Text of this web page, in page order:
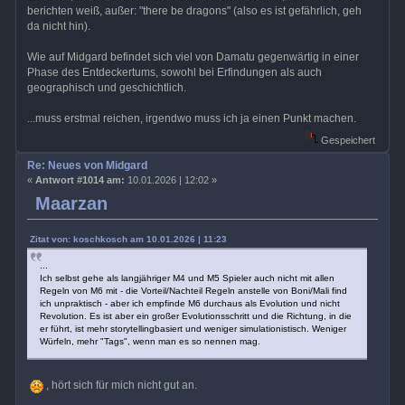
berichten weiß, außer: "there be dragons" (also es ist gefährlich, geh
da nicht hin).
Wie auf Midgard befindet sich viel von Damatu gegenwärtig in einer
Phase des Entdeckertums, sowohl bei Erfindungen als auch
geographisch und geschichtlich.
...muss erstmal reichen, irgendwo muss ich ja einen Punkt machen.
Gespeichert
Maarzan
Re: Neues von Midgard
« Antwort #1014 am: 10.01.2026 | 12:02 »
Zitat von: koschkosch am 10.01.2026 | 11:23
Ich selbst gehe als langjähriger M4 und M5 Spieler auch nicht mit allen
Regeln von M6 mit - die Vorteil/Nachteil Regeln anstelle von Boni/Mali find
ich unpraktisch - aber ich empfinde M6 durchaus als Evolution und nicht
Revolution. Es ist aber ein großer Evolutionsschritt und die Richtung, in die
er führt, ist mehr storytellingbasiert und weniger simulationistisch. Weniger
Würfeln, mehr "Tags", wenn man es so nennen mag.
, hört sich für mich nicht gut an.